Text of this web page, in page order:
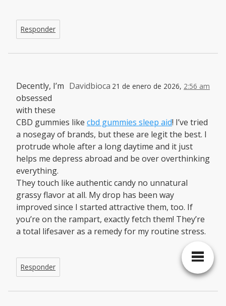
Responder
Davidbioca 21 de enero de 2026, 2:56 am
Decently, I’m
obsessed
with these
CBD gummies like cbd gummies sleep aid! I’ve tried
a nosegay of brands, but these are legit the best. I
protrude whole after a long daytime and it just
helps me depress abroad and be over overthinking
everything.
They touch like authentic candy no unnatural
grassy flavor at all. My drop has been way
improved since I started attractive them, too. If
you’re on the rampart, exactly fetch them! They’re
a total lifesaver as a remedy for my routine stress.
Responder